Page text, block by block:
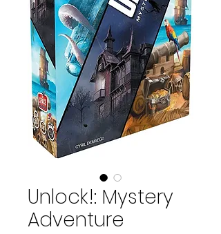
Unlock!: Mystery
Adventure